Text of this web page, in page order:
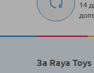
14
За Raya Toys